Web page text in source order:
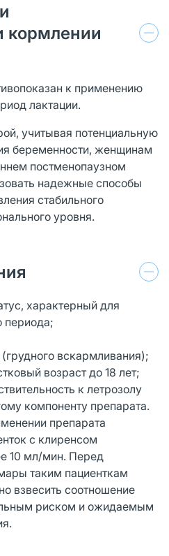
кормлении
к применению
лактации.
учитывая потенциальную
беременности, женщинам
постменопаузном
надежные способы
стабильного
уровня.
характерный для
периода;
вскармливания);
возраст до 18 лет;
к летрозолу
компоненту препарата.
препарата
с клиренсом
10 мл/мин. Перед
таким пациенткам
взвесить соотношение
риском и ожидаемым